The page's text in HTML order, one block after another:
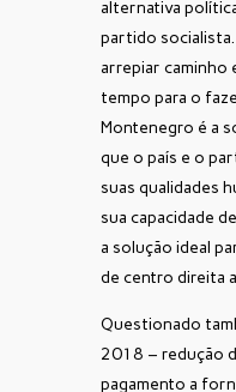
alternativa
partido
arrepiar caminho
tempo para o
Montenegro é a
que o país e o
suas qualidades
sua capacidade
a solução ideal
de centro direita
Questionado
2018 – redução
pagamento a